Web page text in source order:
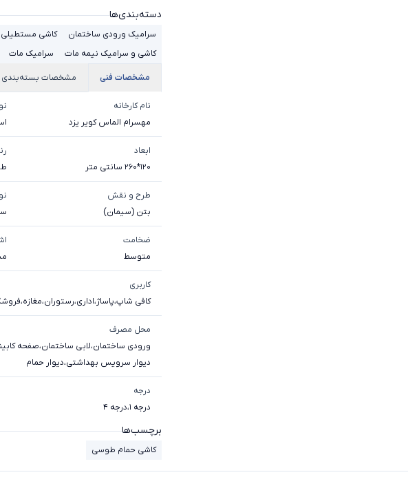
دسته‌بندی‌ها
سرامیک ورودی ساختمان کاشی مستطیلی
کاشی و سرامیک نیمه مات
سرامیک مات
مشخصات فنی مشخصات بسته‌بندی
نام کارخانه
مهسرام الماس کویر یزد
ابعاد
120*260 سانتی متر
طرح و نقش
بتن (سیمان)
ضخامت
متوسط
کاربری
کافی شاپ،پاساژ،اداری،رستوران،مغازه،
محل مصرف
ورودی ساختمان،لابی ساختمان،صفحه
دیوار سرویس بهداشتی،دیوار حمام
درجه
درجه 1 ،درجه 4
برچسب‌ها
کاشی حمام طوسی